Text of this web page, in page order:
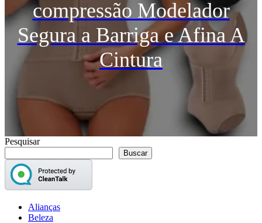
compressão Modelador
Segura a Barriga e Afina A
Cintura
Pesquisar
Buscar
Alianças
Beleza